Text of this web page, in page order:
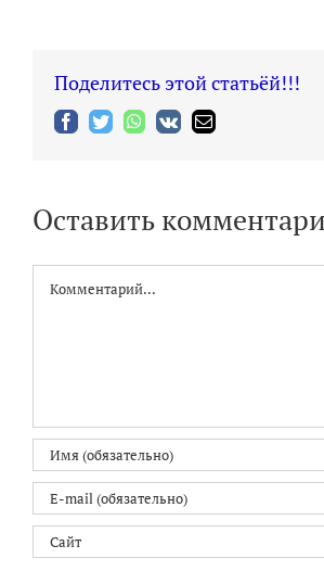
Поделитесь этой статьёй!!!
Facebook
TwitterWhatsApp
Vk Email
Оставить